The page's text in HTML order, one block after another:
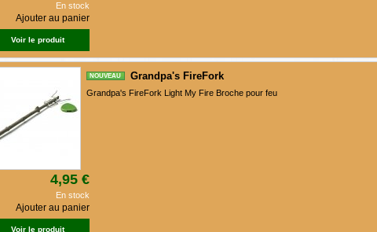
En stock
Ajouter au panier
Voir le produit
NOUVEAU Grandpa's FireFork
Grandpa's FireFork Light My Fire Broche pour feu
4,95 €
En stock
Ajouter au panier
Voir le produit